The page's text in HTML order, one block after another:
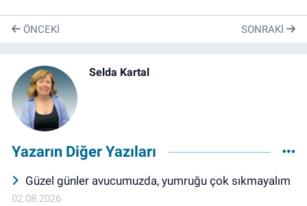
ÖNCEKI SONRAKI
Selda Kartal
Yazarın Diğer Yazıları
Güzel günler avucumuzda, yumruğu çok sıkmayalım
02.08.2026